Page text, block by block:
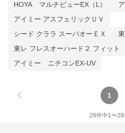
HOYA マルチビューEX（L）
アイミー アスフェリックＵＶ
シード クララ スーパオーＥＸ
東レ フレスオーハード２ フィット
アイミー ニチコンEX-UV
1
28件中1〜28